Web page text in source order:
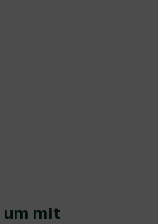
um mit